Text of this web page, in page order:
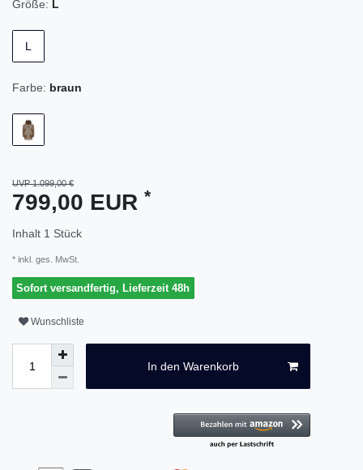
Größe: L
L
Farbe: braun
UVP 1.099,00 €
799,00 EUR *
Inhalt 1 Stück
* inkl. ges. MwSt.
Sofort versandfertig, Lieferzeit 48h
Wunschliste
In den Warenkorb